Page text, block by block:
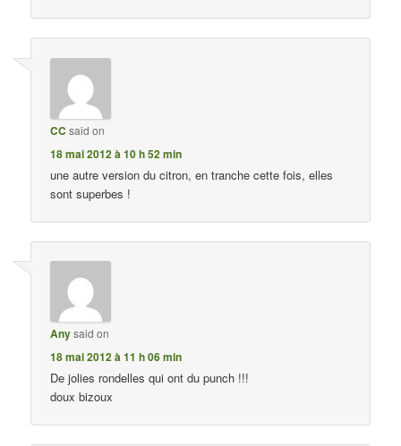
CC said on
18 mai 2012 à 10 h 52 min
une autre version du citron, en tranche cette fois, elles
sont superbes !
Anysaid on
18 mai 2012 à 11 h 06 min
De jolies rondelles qui ont du punch !!!
doux bizoux